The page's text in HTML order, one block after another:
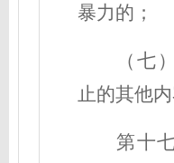
暴力的；
（七
止的其他内
第十